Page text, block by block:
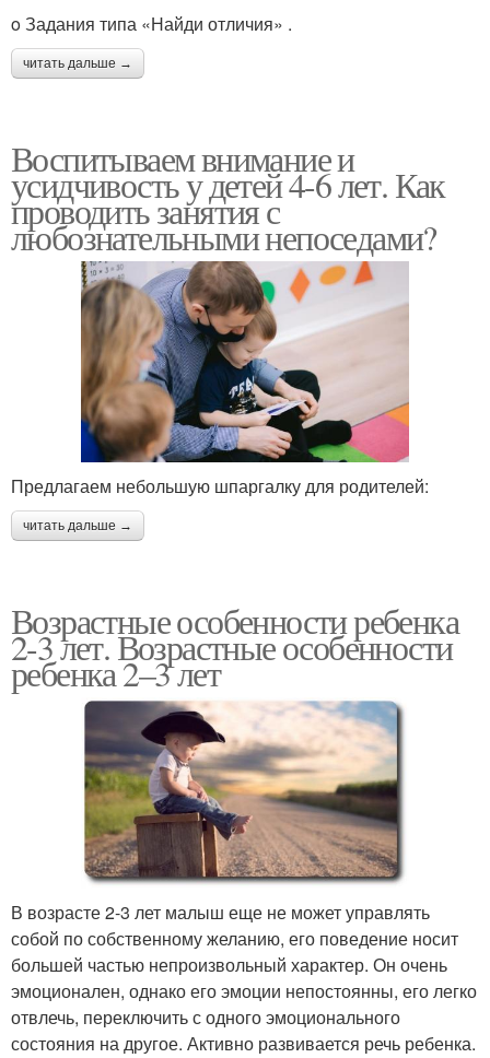
o Задания типа «Найди отличия» .
читать дальше →
Воспитываем внимание и
усидчивость у детей 4-6 лет. Как
проводить занятия с
любознательными непоседами?
Предлагаем небольшую шпаргалку для родителей:
читать дальше →
Возрастные особенности ребенка
2-3 лет. Возрастные особенности
ребенка 2–3 лет
В возрасте 2-3 лет малыш еще не может управлять
собой по собственному желанию, его поведение носит
большей частью непроизвольный характер. Он очень
эмоционален, однако его эмоции непостоянны, его легко
отвлечь, переключить с одного эмоционального
состояния на другое. Активно развивается речь ребенка.